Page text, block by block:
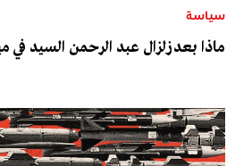
سياسة
ماذا بعد زلزال عبد الرحمن السيد